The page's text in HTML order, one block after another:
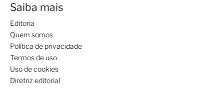
Saiba mais
Editoria
Quem somos
Política de privacidade
Termos de uso
Uso de cookies
Diretriz editorial